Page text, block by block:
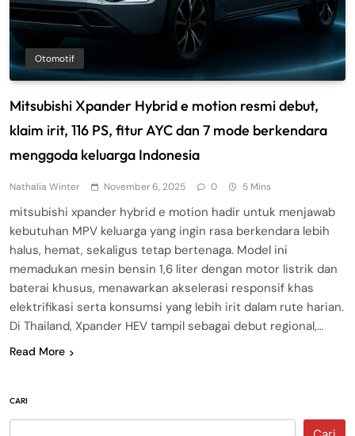
Otomotif
Mitsubishi Xpander Hybrid e motion resmi debut,
klaim irit, 116 PS, fitur AYC dan 7 mode berkendara
menggoda keluarga Indonesia
Nathalia Winter November 6, 2025 0 5 Mins
mitsubishi xpander hybrid e motion hadir untuk menjawab
kebutuhan MPV keluarga yang ingin rasa berkendara lebih
halus, hemat, sekaligus tetap bertenaga. Model ini
memadukan mesin bensin 1,6 liter dengan motor listrik dan
baterai khusus, menawarkan akselerasi responsif khas
elektrifikasi serta konsumsi yang lebih irit dalam rute harian.
Di Thailand, Xpander HEV tampil sebagai debut regional,…
Read More
CARI